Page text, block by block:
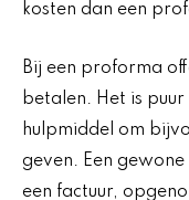
kosten dan een
Bij een proforma
betalen. Het is
hulpmiddel om
geven. Een
een factuur,